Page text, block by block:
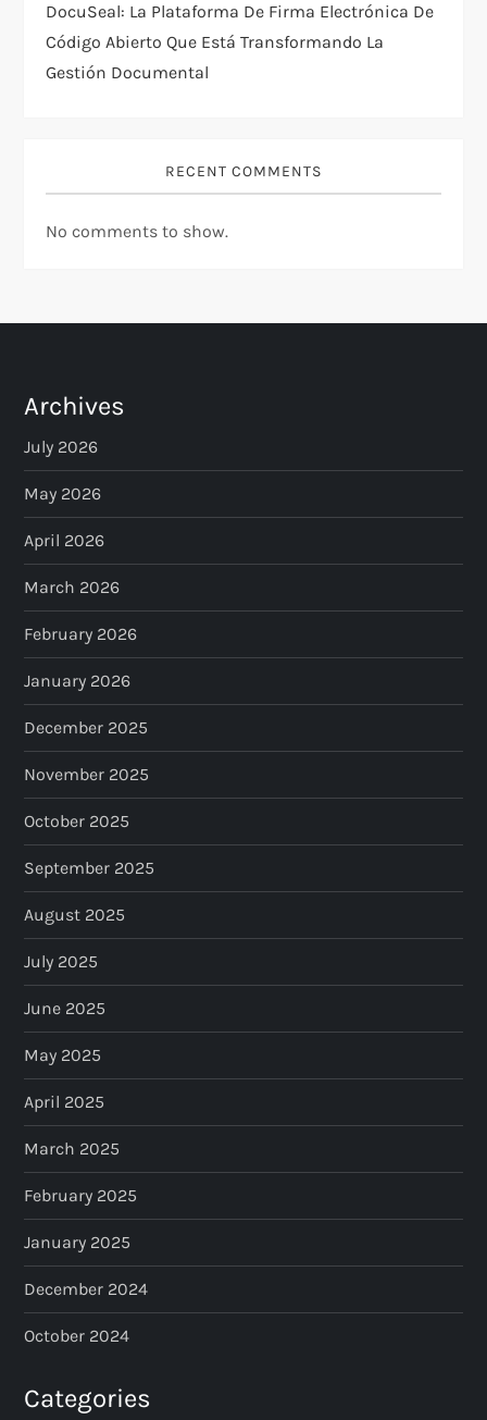
DocuSeal: La Plataforma De Firma Electrónica De
Código Abierto Que Está Transformando La
Gestión Documental
RECENT COMMENTS
No comments to show.
Archives
July 2026
May 2026
April 2026
March 2026
February 2026
January 2026
December 2025
November 2025
October 2025
September 2025
August 2025
July 2025
June 2025
May 2025
April 2025
March 2025
February 2025
January 2025
December 2024
October 2024
Categories